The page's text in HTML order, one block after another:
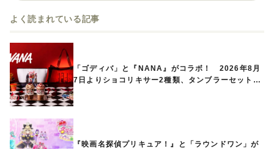
よく読まれている記事
「ゴディバ」と『NANA』がコラボ！ 2026年8月
7日よりショコリキサー2種類、タンブラーセットな
『映画名探偵プリキュア！』と「ラウンドワン」が